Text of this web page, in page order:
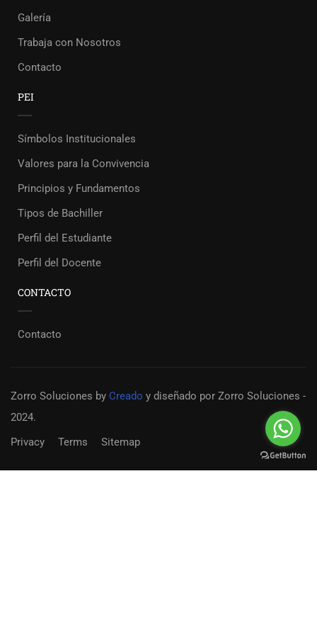
Galería
Trabaja con Nosotros
Contacto
PEI
Símbolos Institucionales
Valores para la Convivencia
Principios y Fundamentos
Tipos de Bachiller
Perfil del Estudiante
Perfil del Docente
CONTACTO
Contacto
Zorro Soluciones by Creado y diseñado por Zorro Soluciones -
2024.
Privacy
Terms Sitemap